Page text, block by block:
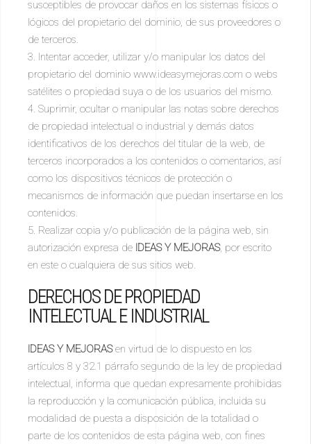
susceptibles de provocar daños en los sistemas físicos o
lógicos del propietario del dominio, de sus proveedores o
de terceros.
Intentar acceder, utilizar y/o manipular los datos del
propietario del dominio www.ideasymejoras.com o webs
satélites o propiedad suya o de los usuarios del mismo.
Suprimir, ocultar o manipular las notas sobre derechos
de propiedad intelectual o industrial y demás datos
identificativos de los derechos del titular de la web, de
terceros incorporados a los contenidos o comentarios, así
como los dispositivos técnicos de protección o
mecanismos de información que puedan insertarse en los
contenidos.
Realizar copia y/o publicación de la página web, sin
autorización expresa de IDEAS Y MEJORAS, por escrito
en este o cualquiera de sus sitios web.
DERECHOS DE PROPIEDAD
INTELECTUAL E INDUSTRIAL
IDEAS Y MEJORASen virtud de lo dispuesto en los
artículos 8 y 32.1 párrafo segundo de la ley de propiedad
intelectual, informa que quedan expresamente prohibidas
la reproducción y la comunicación pública, incluida su
modalidad de puesta a disposición de la totalidad o
parte de los contenidos de esta página web, con fines